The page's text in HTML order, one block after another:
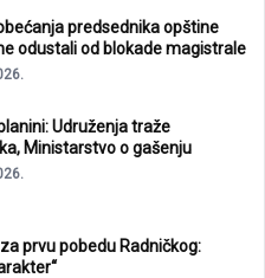
predsednika opštine
odustali od blokade magistrale
Udruženja traže
Ministarstvo o gašenju
prvu pobedu Radničkog: